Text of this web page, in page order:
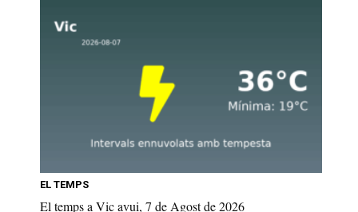
EL TEMPS
El temps a Vic avui, 7 de Agost de 2026